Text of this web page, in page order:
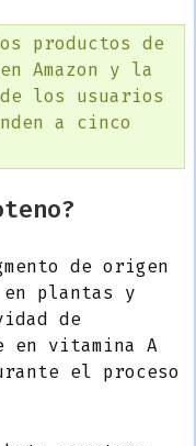
productos de
Amazon y la
los usuarios
a cinco
de origen
en plantas y
de
vitamina A
el proceso